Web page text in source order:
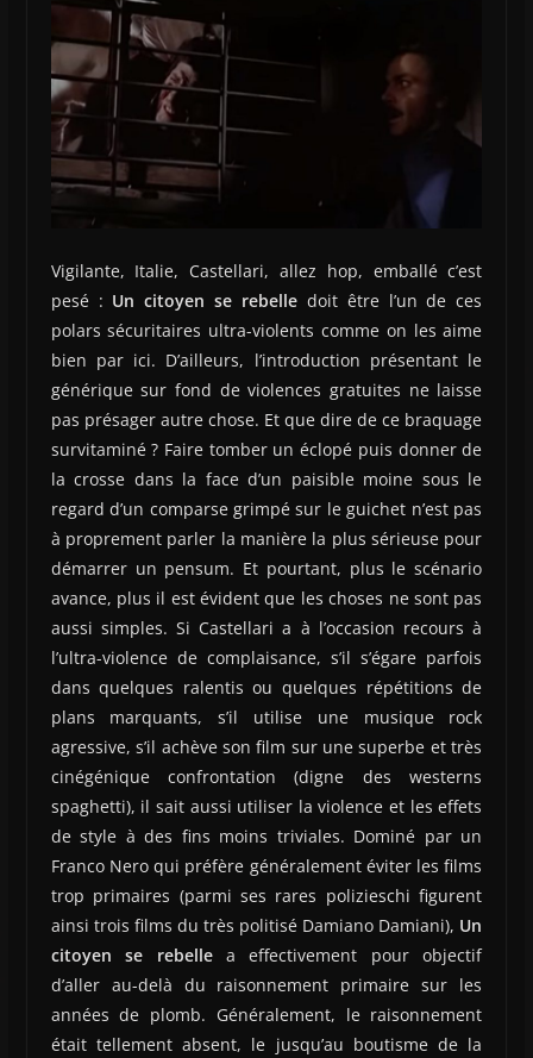
Vigilante, Italie, Castellari, allez hop, emballé c’est
pesé : Un citoyen se rebelle doit être l’un de ces
polars sécuritaires ultra-violents comme on les aime
bien par ici. D’ailleurs, l’introduction présentant le
générique sur fond de violences gratuites ne laisse
pas présager autre chose. Et que dire de ce braquage
survitaminé ? Faire tomber un éclopé puis donner de
la crosse dans la face d’un paisible moine sous le
regard d’un comparse grimpé sur le guichet n’est pas
à proprement parler la manière la plus sérieuse pour
démarrer un pensum. Et pourtant, plus le scénario
avance, plus il est évident que les choses ne sont pas
aussi simples. Si Castellari a à l’occasion recours à
l’ultra-violence de complaisance, s’il s’égare parfois
dans quelques ralentis ou quelques répétitions de
plans marquants, s’il utilise une musique rock
agressive, s’il achève son film sur une superbe et très
cinégénique confrontation (digne des westerns
spaghetti), il sait aussi utiliser la violence et les effets
de style à des fins moins triviales. Dominé par un
Franco Nero qui préfère généralement éviter les films
trop primaires (parmi ses rares polizieschi figurent
ainsi trois films du très politisé Damiano Damiani), Un
citoyen se rebellea effectivement pour objectif
d’aller au-delà du raisonnement primaire sur les
années de plomb. Généralement, le raisonnement
était tellement absent, le jusqu’au boutisme de la